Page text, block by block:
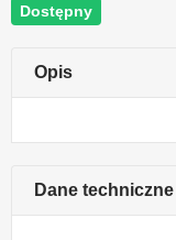
Dostępny
Opis
Dane techniczne